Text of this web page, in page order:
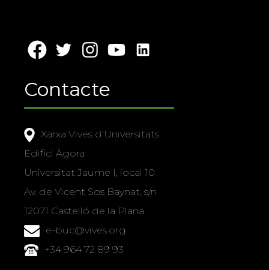
Contacte
Xarxa Vives d'Universitats
Edifici Àgora
Universitat Jaume I, local 10
Av. de Vicent Sos Baynat, s/n
12071 Castelló de la Plana
e-buc@vives.org
+34 964 72 89 93